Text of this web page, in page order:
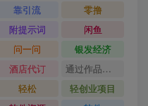
靠引流
零撸
附提示词
闲鱼
问一问
银发经济
酒店代订
通过作品流量
轻松
轻创业项目
南：从爆款拆解到成片交付，掌握高效工作流与审美进阶秘籍
小作文，9.9元一单狂卖1万+，普通人的轻资产搞钱路子
战：3分钟真人AI影视剧全流程拆解，14天无限生成秘籍
资源变现：四大赛道实操指南，手把手教你搭建个人盈利体系